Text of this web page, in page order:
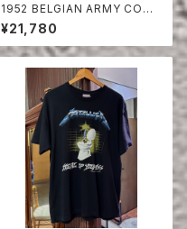
1952 BELGIAN ARMY COTT
ON SHORTS
¥21,780